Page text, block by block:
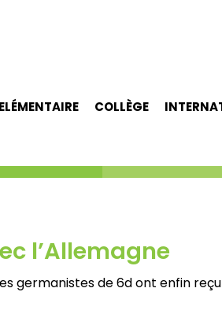
ELÉMENTAIRE COLLÈGE
l’Allemagne
germanistes de 6d ont enfin